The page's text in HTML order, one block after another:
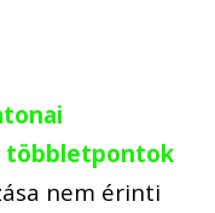
többletpontok
nem érinti